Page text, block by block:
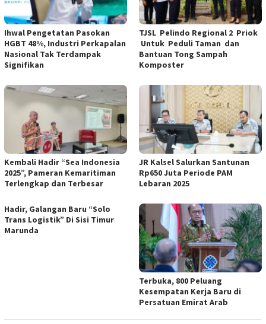
Ihwal Pengetatan Pasokan
HGBT 48%, Industri Perkapalan
Nasional Tak Terdampak
Signifikan
TJSL Pelindo Regional 2 Priok
Untuk Peduli Taman dan
Bantuan Tong Sampah
Komposter
Kembali Hadir “Sea Indonesia
2025”, Pameran Kemaritiman
Terlengkap dan Terbesar
JR Kalsel Salurkan Santunan
Rp650 Juta Periode PAM
Lebaran 2025
Hadir, Galangan Baru “Solo
Trans Logistik” Di Sisi Timur
Marunda
Terbuka, 800 Peluang
Kesempatan Kerja Baru di
Persatuan Emirat Arab